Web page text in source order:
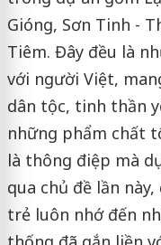
Gióng, Sơn Tinh -
Tiêm. Đây đều là
với người Việt,
dân tộc, tinh thần
những phẩm chất
là thông điệp mà
qua chủ đề lần
trẻ luôn nhớ đến